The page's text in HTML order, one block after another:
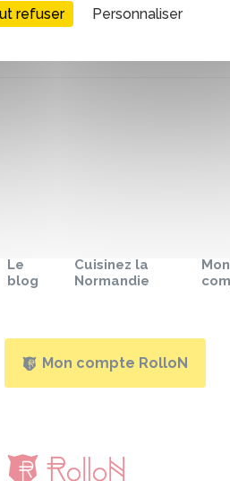
Le
blog
Cuisinez la
Normandie
Mon
Mon compte RolloN
refuser Personnaliser